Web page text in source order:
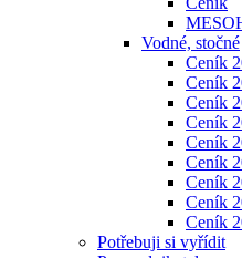
Vodné, stočné
Ceník
Ceník
Ceník
Ceník
Ceník
Ceník
Ceník
Ceník
Ceník
Potřebuji si vyřídit